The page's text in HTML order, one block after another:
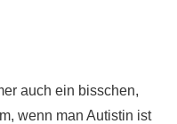
auch ein bisschen,
wenn man Autistin ist